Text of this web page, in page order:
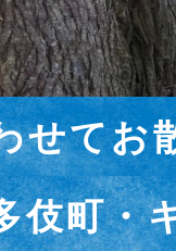
！！
戯棟の
！
ハロウ
式を行
せてお
伎町・
文化を
でかま
る食育
「育て
！！
戯棟の
！
ハロウ